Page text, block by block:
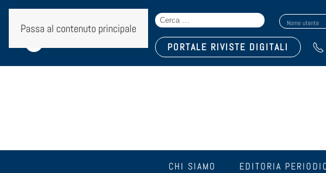
Passa al contenuto principale
Seguici sui social:
Search
for:
Nome utente
PORTALE RIVISTE DIGITALI
CHI SIAMO EDITORIA